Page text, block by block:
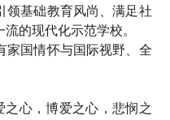
领基础教育风尚、满足社
的现代化示范学校。
家国情怀与国际视野、全
之心，博爱之心，悲悯之